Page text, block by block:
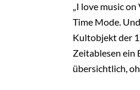
„I love music
Time Mode.
Kultobjekt der
Zeitablesen ein
übersichtlich,